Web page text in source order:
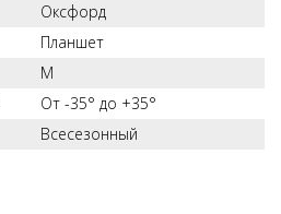
Оксфорд
Планшет
M
От -35° до +35°
Всесезонный